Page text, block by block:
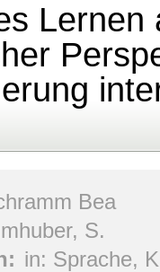
Lernen
Bea
S.
in: Sprache,